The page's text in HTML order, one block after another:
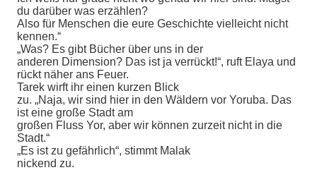
du darüber was erzählen?
Also für Menschen die eure Geschichte vielleicht nicht
kennen.“
„Was? Es gibt Bücher über uns in der
anderen Dimension? Das ist ja verrückt!“, ruft Elaya und
rückt näher ans Feuer.
Tarek wirft ihr einen kurzen Blick
zu. „Naja, wir sind hier in den Wäldern vor Yoruba. Das
ist eine große Stadt am
großen Fluss Yor, aber wir können zurzeit nicht in die
Stadt.“
„Es ist zu gefährlich“, stimmt Malak
nickend zu.